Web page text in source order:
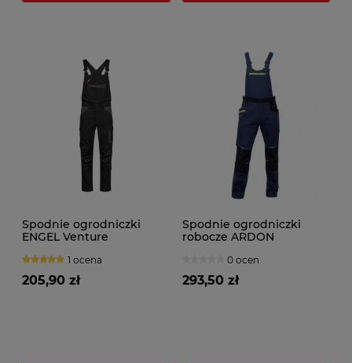
Spodnie ogrodniczki
ENGEL Venture
1 ocena
205,90 zł
Spodnie ogrodniczki
robocze ARDON
0 ocen
293,50 zł